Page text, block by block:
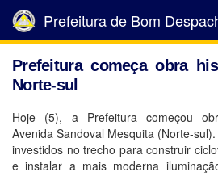
Prefeitura de Bom
Prefeitura começa obra
Norte-sul
Hoje (5), a Prefeitura começou
Avenida Sandoval Mesquita (Norte-
investidos no trecho para construir
e instalar a mais moderna